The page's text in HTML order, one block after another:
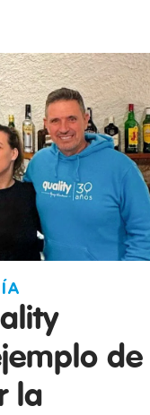
de
la